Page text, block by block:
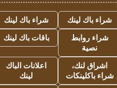
شراء باك لينك
شراء باك لينك
شراء روابط
نصية
باقات باك لينك
اشراق لنك،
شراء باكلينكات
اعلانات الباك
لينك